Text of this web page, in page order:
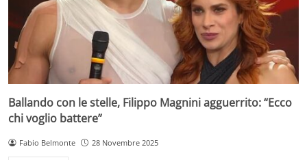
Ballando con le stelle, Filippo Magnini agguerrito: “Ecco
chi voglio battere”
Fabio Belmonte 28 Novembre 2025